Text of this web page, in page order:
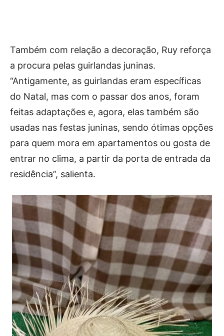
Também com relação a decoração, Ruy reforça
a procura pelas guirlandas juninas.
“Antigamente, as guirlandas eram específicas
do Natal, mas com o passar dos anos, foram
feitas adaptações e, agora, elas também são
usadas nas festas juninas, sendo ótimas opções
para quem mora em apartamentos ou gosta de
entrar no clima, a partir da porta de entrada da
residência”, salienta.